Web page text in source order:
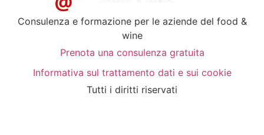
Consulenza e formazione per le aziende del food &
wine
Prenota una consulenza gratuita
Informativa sul trattamento dati e sui cookie
Tutti i diritti riservati